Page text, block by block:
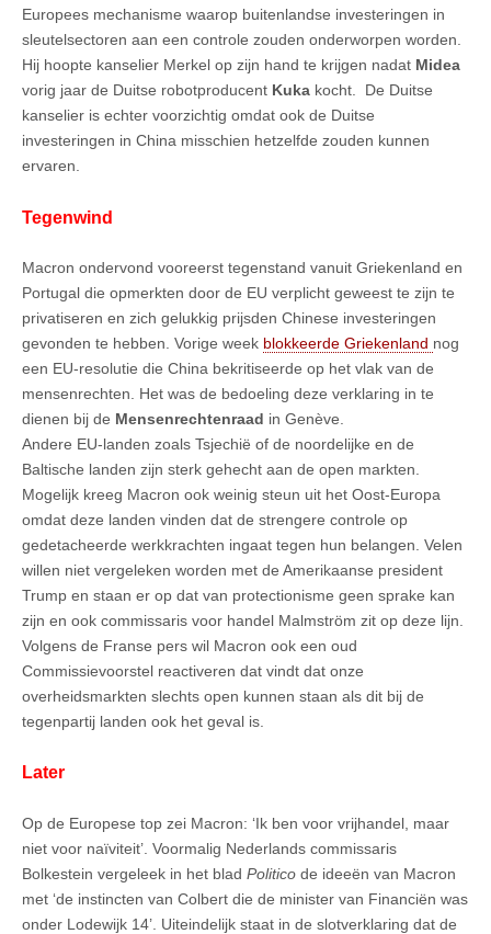
Europees mechanisme waarop buitenlandse investeringen in
sleutelsectoren aan een controle zouden onderworpen worden.
Hij hoopte kanselier Merkel op zijn hand te krijgen nadat Midea
vorig jaar de Duitse robotproducent Kuka kocht. De Duitse
kanselier is echter voorzichtig omdat ook de Duitse
investeringen in China misschien hetzelfde zouden kunnen
ervaren.
Tegenwind
Macron ondervond vooreerst tegenstand vanuit Griekenland en
Portugal die opmerkten door de EU verplicht geweest te zijn te
privatiseren en zich gelukkig prijsden Chinese investeringen
gevonden te hebben. Vorige week blokkeerde Griekenland nog
een EU-resolutie die China bekritiseerde op het vlak van de
mensenrechten. Het was de bedoeling deze verklaring in te
dienen bij de Mensenrechtenraad in Genève.
Andere EU-landen zoals Tsjechië of de noordelijke en de
Baltische landen zijn sterk gehecht aan de open markten.
Mogelijk kreeg Macron ook weinig steun uit het Oost-Europa
omdat deze landen vinden dat de strengere controle op
gedetacheerde werkkrachten ingaat tegen hun belangen. Velen
willen niet vergeleken worden met de Amerikaanse president
Trump en staan er op dat van protectionisme geen sprake kan
zijn en ook commissaris voor handel Malmström zit op deze lijn.
Volgens de Franse pers wil Macron ook een oud
Commissievoorstel reactiveren dat vindt dat onze
overheidsmarkten slechts open kunnen staan als dit bij de
tegenpartij landen ook het geval is.
Later
Op de Europese top zei Macron: ‘Ik ben voor vrijhandel, maar
niet voor naïviteit’. Voormalig Nederlands commissaris
Bolkestein vergeleek in het blad Politico de ideeën van Macron
met ‘de instincten van Colbert die de minister van Financiën was
onder Lodewijk 14’. Uiteindelijk staat in de slotverklaring dat de